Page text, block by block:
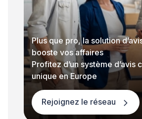
Plus que pro, la solution
booste vos affaires
Profitez d’un système d’avis
unique en Europe
Rejoignez le réseau